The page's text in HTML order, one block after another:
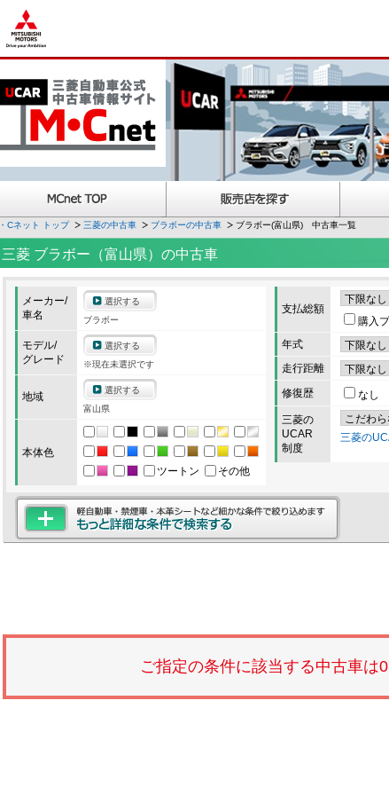
Cネット トップ 三菱の中古車 ブラボーの中古車 ブラボー(富山県) 中古車一覧
三菱 ブラボー（富山県）の中古車
メーカー/
車名
選択する
ブラボー
モデル/
グレード
選択する
※現在未選択です
地域
選択する
富山県
本体色
ツートン
その他
支払総額
購入
年式
走行距離
修復歴
なし
三菱の
UCAR
制度
三菱の
ご指定の条件に該当する中古車は